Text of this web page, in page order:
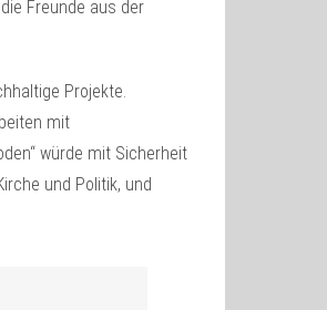
Freunde aus der
Projekte.
mit
würde mit Sicherheit
und Politik, und